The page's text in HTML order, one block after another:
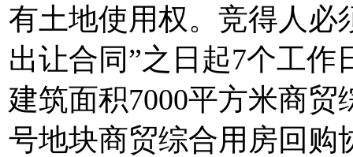
有土地使用权。竞得人必
出让合同”之日起7个工
建筑面积7000平方米商贸
号地块商贸综合用房回购